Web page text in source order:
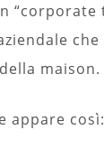
“corporate
della maison.
appare così: